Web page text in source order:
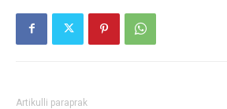
Artikulli paraprak